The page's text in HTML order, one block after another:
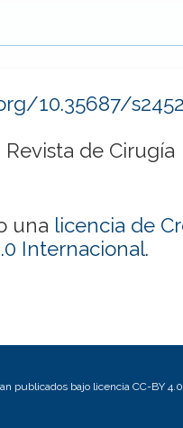
10.35687/
de Cirugía
una licencia de
Internacional.
publicados bajo licencia CC-BY 4.0